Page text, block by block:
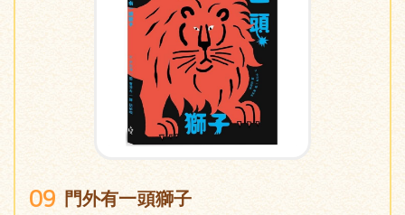
09 門外有一頭獅子